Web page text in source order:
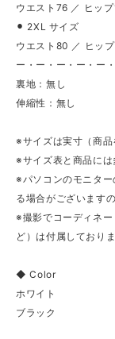
ウエスト76 ／ ヒッ
⚫︎ 2XL サイズ
ウエスト80 ／ ヒッ
ー・ー・ー・ー・ー
裏地：無し
伸縮性：無し
※サイズは実寸（商品
※サイズ表と商品には
※パソコンのモニタ
る場合がございます
※撮影でコーディネ
ど）は付属しておりま
◆ Color
ホワイト
ブラック